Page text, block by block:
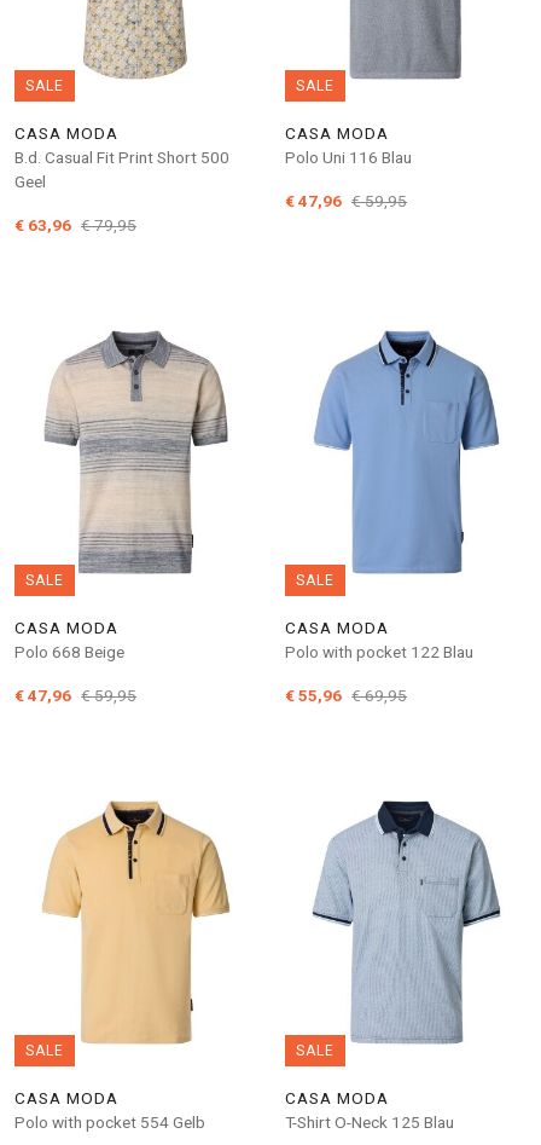
SALE
CASA MODA
B.d. Casual Fit Print Short 500
Geel
€ 79,95
€ 63,96
SALE
CASA MODA
Polo Uni 116 Blau
€ 59,95
€ 47,96
SALE
CASA MODA
Polo 668 Beige
€ 59,95
€ 47,96
SALE
CASA MODA
Polo with pocket 122 Blau
€ 69,95
€ 55,96
SALE
CASA MODA
Polo with pocket 554 Gelb
SALE
CASA MODA
T-Shirt O-Neck 125 Blau